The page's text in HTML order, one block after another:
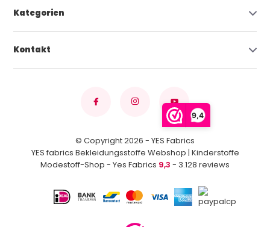
9,4
Kategorien
Kontakt
© Copyright 2026 - YES Fabrics
YES fabrics Bekleidungsstoffe Webshop | Kinderstoffe
Modestoff-Shop - Yes Fabrics 9,3 - 3.128 reviews